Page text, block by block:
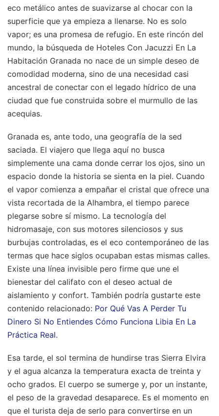
eco metálico antes de suavizarse al chocar con la
superficie que ya empieza a llenarse. No es solo
vapor; es una promesa de refugio. En este rincón del
mundo, la búsqueda de Hoteles Con Jacuzzi En La
Habitación Granada no nace de un simple deseo de
comodidad moderna, sino de una necesidad casi
ancestral de conectar con el legado hídrico de una
ciudad que fue construida sobre el murmullo de las
acequias.
Granada es, ante todo, una geografía de la sed
saciada. El viajero que llega aquí no busca
simplemente una cama donde cerrar los ojos, sino un
espacio donde la historia se sienta en la piel. Cuando
el vapor comienza a empañar el cristal que ofrece una
vista recortada de la Alhambra, el tiempo parece
plegarse sobre sí mismo. La tecnología del
hidromasaje, con sus motores silenciosos y sus
burbujas controladas, es el eco contemporáneo de las
termas que hace siglos ocupaban estas mismas calles.
Existe una línea invisible pero firme que une el
bienestar del califato con el deseo actual de
aislamiento y confort. También podría gustarte este
contenido relacionado: Por Qué Vas A Perder Tu
Dinero Si No Entiendes Cómo Funciona Libia En La
Práctica Real.
Esa tarde, el sol termina de hundirse tras Sierra Elvira
y el agua alcanza la temperatura exacta de treinta y
ocho grados. El cuerpo se sumerge y, por un instante,
el peso de la gravedad desaparece. Es el momento en
que el turista deja de serlo para convertirse en un